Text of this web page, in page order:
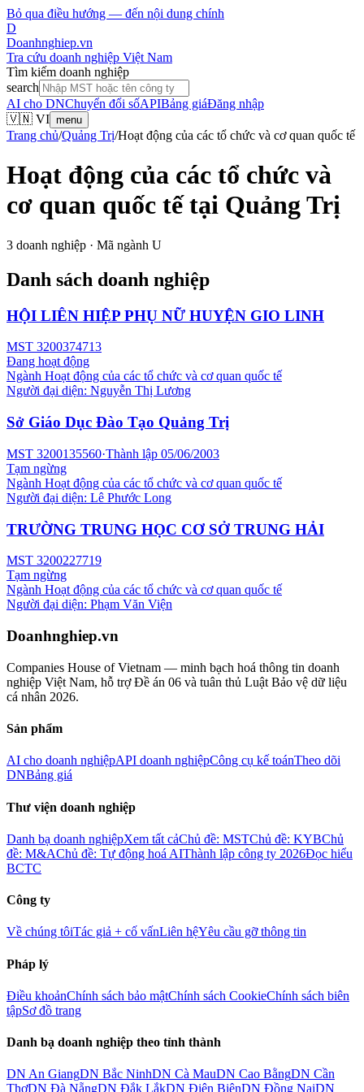
Bỏ qua điều hướng — đến nội dung chính
D
Doanhnghiep.vn
Tra cứu doanh nghiệp Việt Nam
Tìm kiếm doanh nghiệp
search
AI cho DNChuyển đổi sốAPIBảng giáĐăng nhập
🇻🇳 VI menu
Trang chủ/Quảng Trị/Hoạt động của các tổ chức và cơ quan quốc tế
Hoạt động của các tổ chức và
cơ quan quốc tếtại Quảng Trị
3 doanh nghiệp · Mã ngành U
Danh sách doanh nghiệp
HỘI LIÊN HIỆP PHỤ NỮ HUYỆN GIO LINH
MST 3200374713
Đang hoạt động
Ngành Hoạt động của các tổ chức và cơ quan quốc tế
Người đại diện: Nguyễn Thị Lương
Sở Giáo Dục Đào Tạo Quảng Trị
MST 3200135560·Thành lập 05/06/2003
Tạm ngừng
Ngành Hoạt động của các tổ chức và cơ quan quốc tế
Người đại diện: Lê Phước Long
TRƯỜNG TRUNG HỌC CƠ SỞ TRUNG HẢI
MST 3200227719
Tạm ngừng
Ngành Hoạt động của các tổ chức và cơ quan quốc tế
Người đại diện: Phạm Văn Viện
Doanhnghiep.vn
Companies House of Vietnam — minh bạch hoá thông tin doanh
nghiệp Việt Nam, hỗ trợ Đề án 06 và tuân thủ Luật Bảo vệ dữ liệu
cá nhân 2026.
Sản phẩm
AI cho doanh nghiệpAPI doanh nghiệpCông cụ kế toánTheo dõi
DNBảng giá
Thư viện doanh nghiệp
Danh bạ doanh nghiệpXem tất cảChủ đề: MSTChủ đề: KYBChủ
đề: M&AChủ đề: Tự động hoá AIThành lập công ty 2026Đọc hiểu
BCTC
Công ty
Về chúng tôiTác giả + cố vấnLiên hệYêu cầu gỡ thông tin
Pháp lý
Điều khoảnChính sách bảo mậtChính sách CookieChính sách biên
tậpSơ đồ trang
Danh bạ doanh nghiệp theo tỉnh thành
DN An GiangDN Bắc NinhDN Cà MauDN Cao BằngDN Cần
ThơDN Đà NẵngDN Đắk LắkDN Điện BiênDN Đồng NaiDN